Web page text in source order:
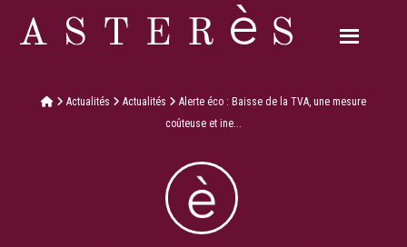
Actualités Actualités
Alerte éco : Baisse de la TVA, une mesure
coûteuse et ine...